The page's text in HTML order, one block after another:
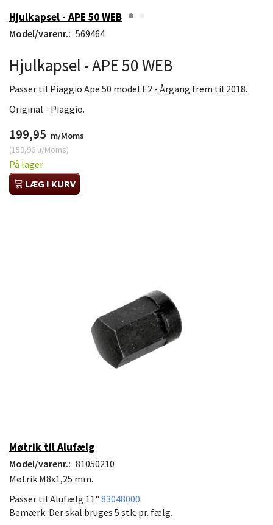
Hjulkapsel - APE 50 WEB
Model/varenr.: 569464
Hjulkapsel - APE 50 WEB
Passer til Piaggio Ape 50 model E2 - Årgang frem til 2018.
Original - Piaggio.
199,95 m/Moms
(159,96 u/Moms)
På lager
LÆG I KURV
Møtrik til Alufælg
Model/varenr.: 81050210
Møtrik M8x1,25 mm.
Passer til Alufælg 11" 83048000
Bemærk: Der skal bruges 5 stk. pr. fælg.